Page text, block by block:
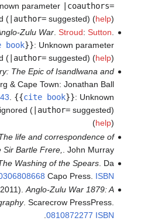
parameter |coauthors=
(|author=suggested) (help)
Zulu War. Stroud: Sutton
book}}: Unknown parameter
(|author=suggested) (help)
The Epic of Isandlwana and
& Cape Town: Jonathan Ball
. {{cite book}}: Unknown
(|author=suggested)
(help)
life and correspondence of
Sir Bartle Frere,
. John Murray.
Washing of the Spears. Da
Capo Press. ISBN
Anglo-Zulu War 1879: A
. Scarecrow PressPress.
ISBN
0810872277
.